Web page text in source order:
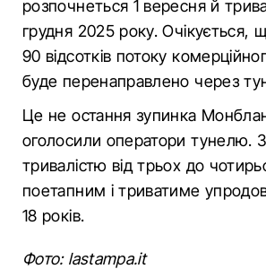
розпочнеться 1 вересня й
грудня 2025 року. Очікується,
90 відсотків потоку
буде перенаправлено через
Це не остання зупинка
оголосили оператори тунелю.
тривалістю від трьох до
поетапним і триватиме
18 років.
Фото: lastampa.it